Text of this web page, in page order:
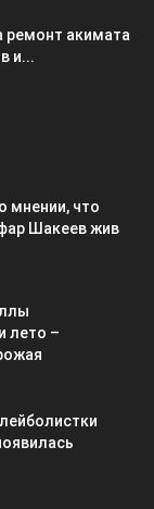
ремонт акимата
и...
мнении, что
Шакеев жив
лето –